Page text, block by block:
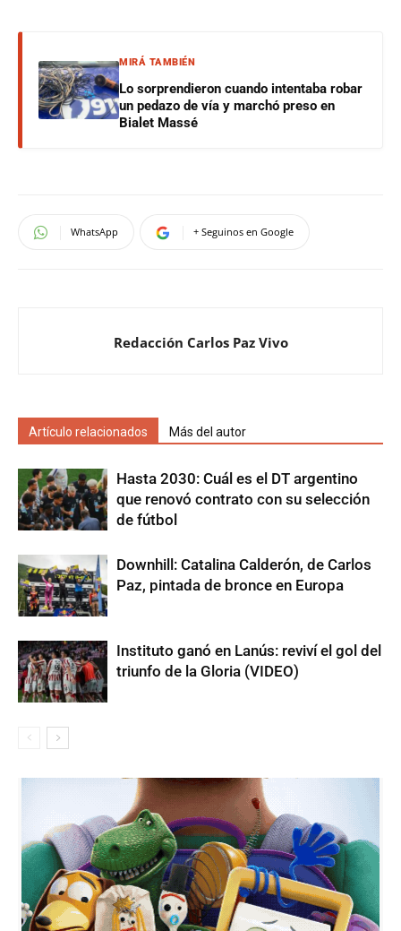
MIRÁ TAMBIÉN
Lo sorprendieron cuando intentaba robar
un pedazo de vía y marchó preso en
Bialet Massé
WhatsApp + Seguinos en Google
Redacción Carlos Paz Vivo
Artículo relacionados Más del autor
Hasta 2030: Cuál es el DT argentino
que renovó contrato con su selección
de fútbol
Downhill: Catalina Calderón, de Carlos
Paz, pintada de bronce en Europa
Instituto ganó en Lanús: reviví el gol del
triunfo de la Gloria (VIDEO)